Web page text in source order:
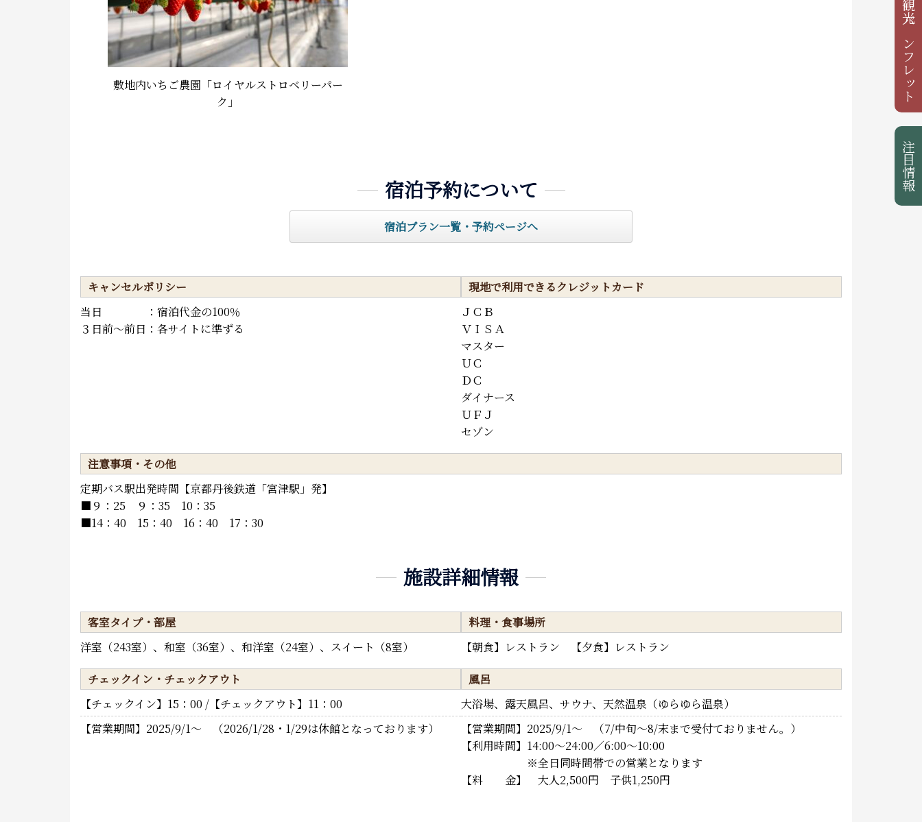
観光パンフレット
注目情報
敷地内いちご農園「ロイヤルストロベリーパー
ク」
宿泊予約について
宿泊プラン一覧・予約ページへ
キャンセルポリシー
当日 ：宿泊代金の100％
３日前～前日：各サイトに準ずる
現地で利用できるクレジットカード
ＪＣＢ
ＶＩＳＡ
マスター
ＵＣ
ＤＣ
ダイナース
ＵＦＪ
セゾン
注意事項・その他
定期バス駅出発時間【京都丹後鉄道「宮津駅」発】
■９：25 ９：35 10：35
■14：40 15：40 16：40 17：30
施設詳細情報
客室タイプ・部屋
洋室（243室）、和室（36室）、和洋室（24室）、スイート（8室）
料理・食事場所
【朝食】レストラン 【夕食】レストラン
チェックイン・チェックアウト
【チェックイン】15：00 /【チェックアウト】11：00
【営業期間】2025/9/1～ （2026/1/28・1/29は休館となっております）
風呂
大浴場、露天風呂、サウナ、天然温泉（ゆらゆら温泉）
【営業期間】2025/9/1～ （7/中旬～8/末まで受付ておりません。）
【利用時間】14:00～24:00／6:00～10:00
※全日同時間帯での営業となります
【料 金】 大人2,500円 子供1,250円